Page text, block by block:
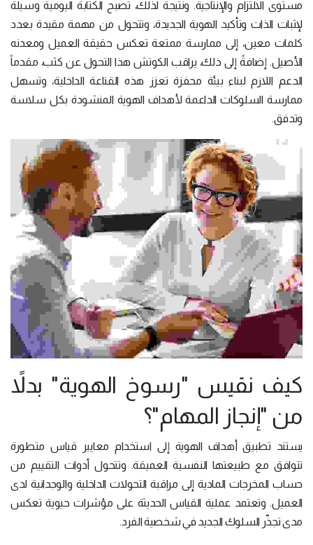
مستوى الالتزام والإنتاجية. ونتيجة لذلك، تصبح الكتابة اليومية وسيلة
لإثبات الذات وتأكيد الهوية الجديدة، وتتحول من مهمة مقيدة بعدد
كلمات معين، إلى ممارسة ممتعة تعكس حقيقة العميل ومعدنه
الأصيل. إضافةً إلى ذلك، يراقب الكوتش هذا التحول عن كثب، مقدماً
الدعم اللازم لبناء بيئة محفزة تعزز هذه القناعة الداخلية، وتسهل
ممارسة السلوكات الداعمة لأهداف الهوية المنشودة بكل سلاسة
وتدفق.
كيف نقيس "رسوخ الهوية" بدلاً
من "إنجاز المهام"؟
يستند تطبيق أهداف الهوية إلى استخدام معايير قياس متطورة
تتوافق مع طبيعتها النفسية العميقة. وتتحول أدوات التقييم من
حساب المخرجات المادية إلى مراقبة التحولات الداخلية والوجدانية لدى
العميل. وتعتمد عملية القياس الحديثة على مؤشرات حيوية تعكس
مدى تجذّر السلوك الجديد في شخصية الفرد.